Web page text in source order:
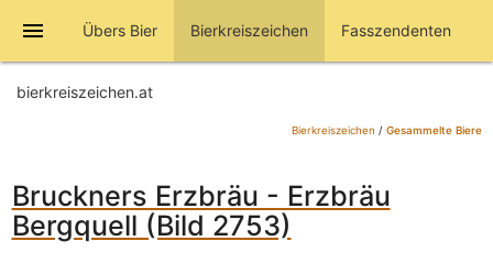
menu Übers Bier Bierkreiszeichen Fasszendenten
bierkreiszeichen.at
Bierkreiszeichen / Gesammelte Biere
Bruckners Erzbräu - Erzbräu
Bergquell (Bild 2753)